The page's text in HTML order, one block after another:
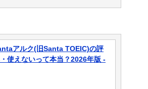
アルク(旧Santa TOEIC)の評
使えないって本当？2026年版 -